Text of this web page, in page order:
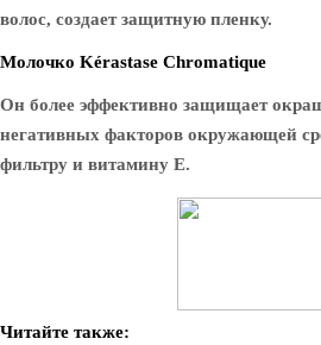
волос, создает защитную пленку.
Молочко Kérastase Chromatique
Он более эффективно защищает
негативных факторов окружающей
фильтру и витамину Е.
Читайте также: